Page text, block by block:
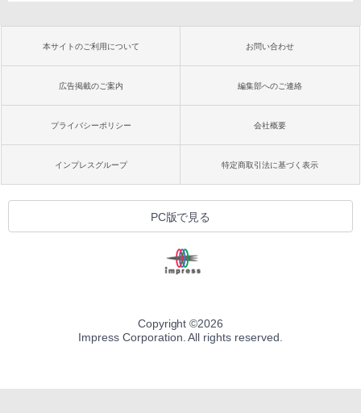
本サイトのご利用について お問い合わせ
広告掲載のご案内 編集部へのご連絡
プライバシーポリシー 会社概要
インプレスグループ 特定商取引法に基づく表示
PC版で見る
Copyright ©2026
Impress Corporation. All rights reserved.